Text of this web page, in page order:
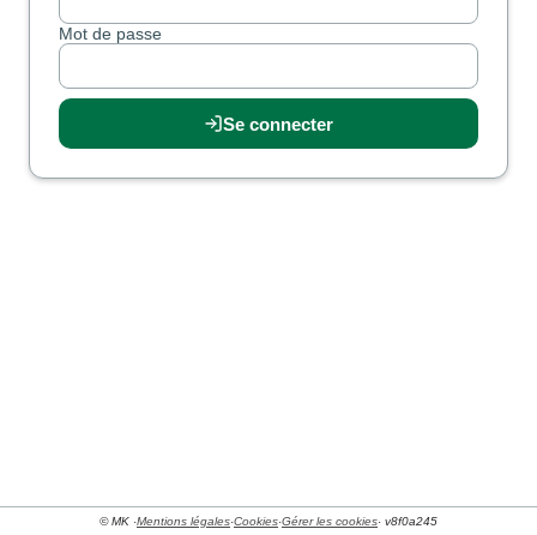
Mot de passe
Se connecter
© MK ·Mentions légales·Cookies·Gérer les cookies· v8f0a245